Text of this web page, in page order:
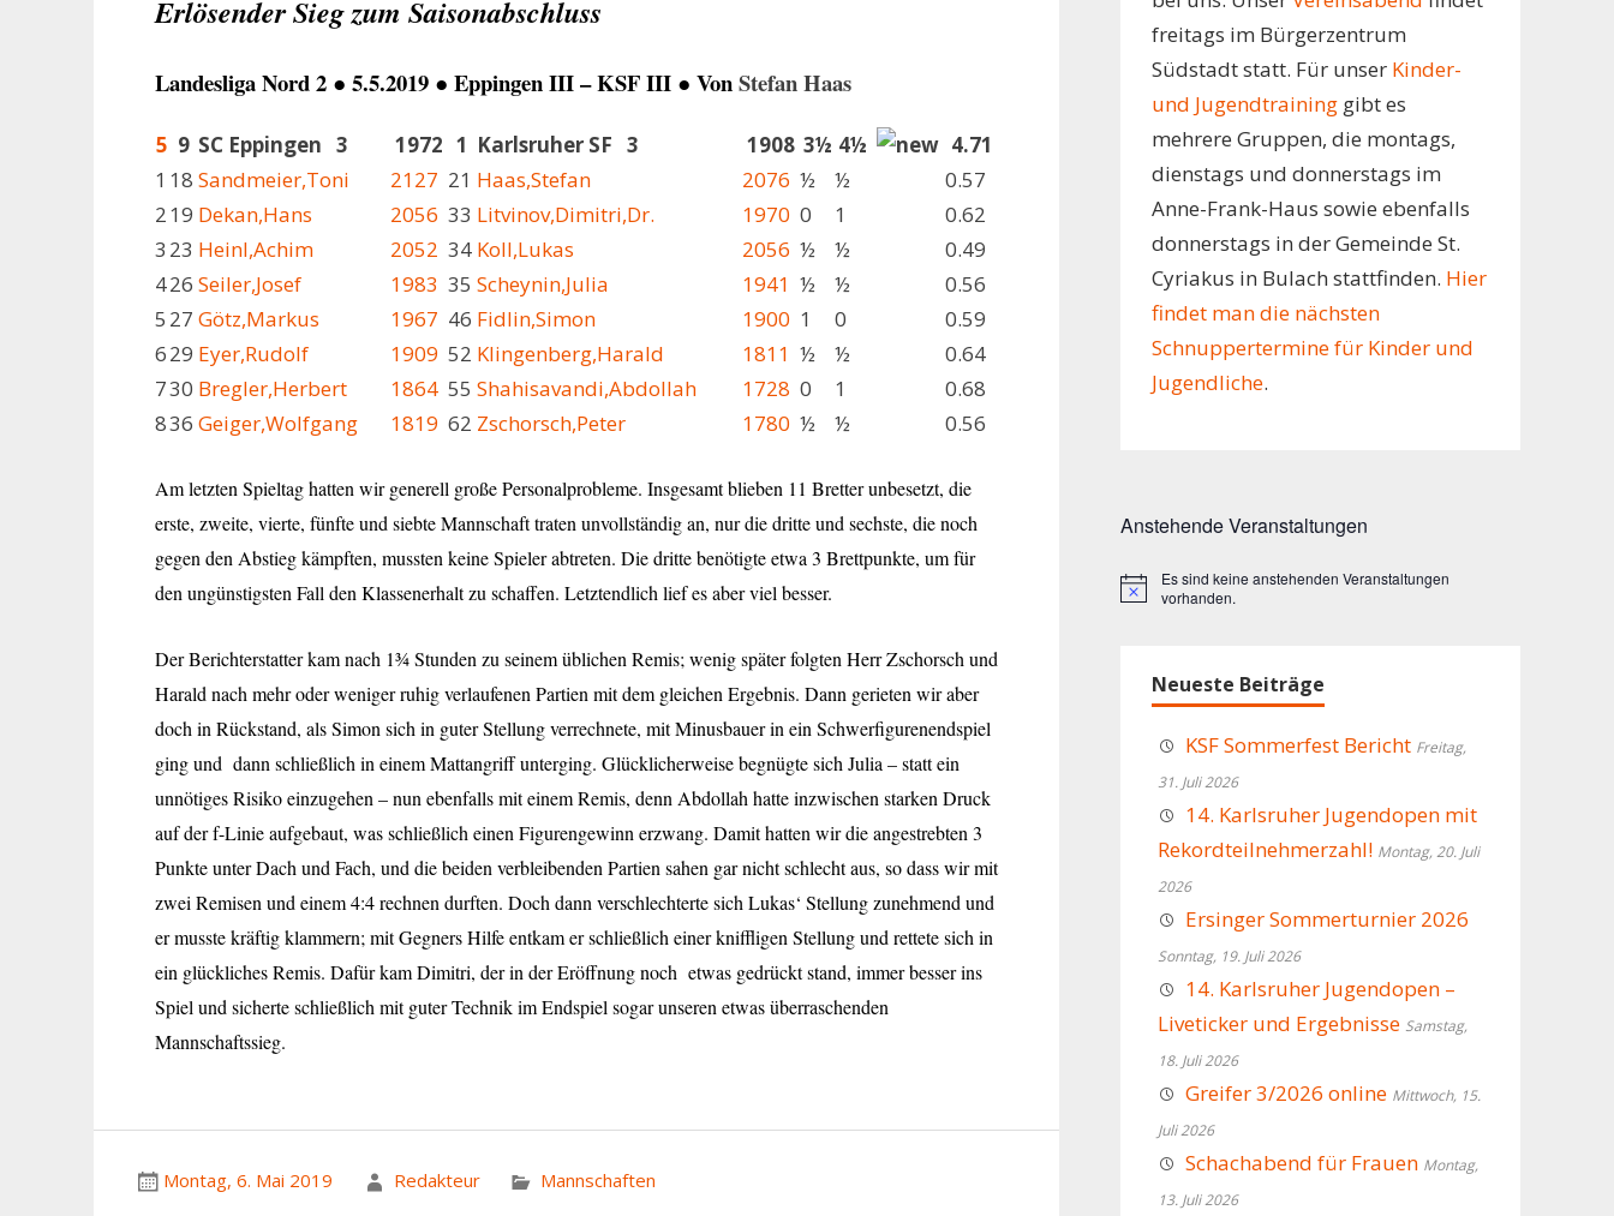
Erlösender Sieg zum Saisonabschluss
Landesliga Nord 2 ● 5.5.2019 ● Eppingen III – KSF III ● VonStefan Haas
5 9 SC Eppingen 3 1972 1 Karlsruher SF 3 1908 3½ 4½
4.71
1 18 Sandmeier,Toni 2127 21 Haas,Stefan 2076 ½ ½
0.57
219 Dekan,Hans 2056 33 Litvinov,Dimitri,Dr. 1970 0 1
0.62
3 23 Heinl,Achim 2052 34 Koll,Lukas 2056 ½ ½
0.49
426 Seiler,Josef 1983 35 Scheynin,Julia 1941 ½ ½
0.56
5 27 Götz,Markus 1967 46 Fidlin,Simon 1900 1 0
0.59
629 Eyer,Rudolf 1909 52 Klingenberg,Harald 1811 ½ ½
0.64
730 Bregler,Herbert 1864 55 Shahisavandi,Abdollah 1728 0 1
0.68
836 Geiger,Wolfgang 1819 62 Zschorsch,Peter 1780 ½ ½ 0.56
Am letzten Spieltag hatten wir generell große Personalprobleme. Insgesamt blieben 11 Bretter unbesetzt, die
erste, zweite, vierte, fünfte und siebte Mannschaft traten unvollständig an, nur die dritte und sechste, die noch
gegen den Abstieg kämpften, mussten keine Spieler abtreten. Die dritte benötigte etwa 3 Brettpunkte, um für
den ungünstigsten Fall den Klassenerhalt zu schaffen. Letztendlich lief es aber viel besser.
Der Berichterstatter kam nach 1¾ Stunden zu seinem üblichen Remis; wenig später folgten Herr Zschorsch und
Harald nach mehr oder weniger ruhig verlaufenen Partien mit dem gleichen Ergebnis. Dann gerieten wir aber
doch in Rückstand, als Simon sich in guter Stellung verrechnete, mit Minusbauer in ein Schwerfigurenendspiel
ging und dann schließlich in einem Mattangriff unterging. Glücklicherweise begnügte sich Julia – statt ein
unnötiges Risiko einzugehen – nun ebenfalls mit einem Remis, denn Abdollah hatte inzwischen starken Druck
auf der f-Linie aufgebaut, was schließlich einen Figurengewinn erzwang. Damit hatten wir die angestrebten 3
Punkte unter Dach und Fach, und die beiden verbleibenden Partien sahen gar nicht schlecht aus, so dass wir mit
zwei Remisen und einem 4:4 rechnen durften. Doch dann verschlechterte sich Lukas‘ Stellung zunehmend und
er musste kräftig klammern; mit Gegners Hilfe entkam er schließlich einer kniffligen Stellung und rettete sich in
ein glückliches Remis. Dafür kam Dimitri, der in der Eröffnung noch etwas gedrückt stand, immer besser ins
Spiel und sicherte schließlich mit guter Technik im Endspiel sogar unseren etwas überraschenden
Mannschaftssieg.
Montag, 6. Mai 2019 Redakteur Mannschaften
freitags im Bürgerzentrum
Südstadt statt. Für unser Kinder-
und Jugendtraininggibt es
mehrere Gruppen, die montags,
dienstags und donnerstags im
Anne-Frank-Haus sowie ebenfalls
donnerstags in der Gemeinde St.
Cyriakus in Bulach stattfinden. Hier
findet man die nächsten
Schnuppertermine für Kinder und
Jugendliche.
Anstehende Veranstaltungen
Hinweis
Es sind keine anstehenden Veranstaltungen
vorhanden.
Neueste Beiträge
KSF Sommerfest Bericht Freitag,
31. Juli 2026
14. Karlsruher Jugendopen mit
Rekordteilnehmerzahl! Montag, 20. Juli
2026
Ersinger Sommerturnier 2026
Sonntag, 19. Juli 2026
14. Karlsruher Jugendopen –
Liveticker und Ergebnisse Samstag,
18. Juli 2026
Greifer 3/2026 online Mittwoch, 15.
Juli 2026
Schachabend für Frauen Montag,
13. Juli 2026